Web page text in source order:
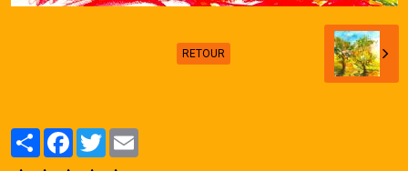
RETOUR
PartagerFacebook
Twitter